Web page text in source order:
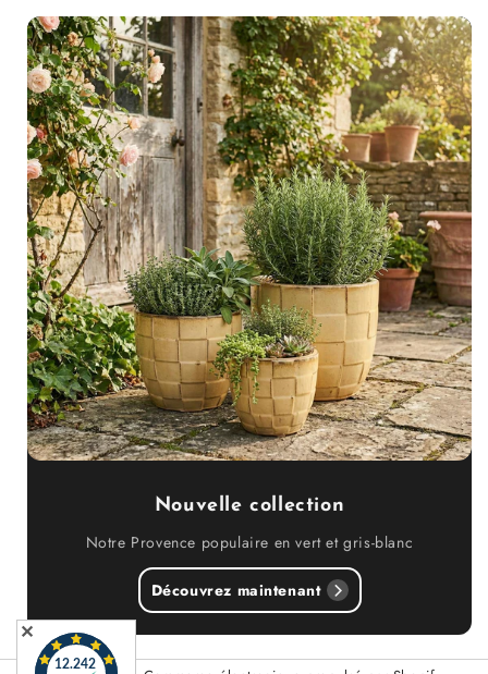
Nouvelle collection
Notre Provence populaire en vert et gris-blanc
Découvrez maintenant
✕